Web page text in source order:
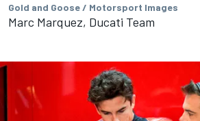
Gold and Goose / Motorsport Images
Marc Marquez, Ducati Team